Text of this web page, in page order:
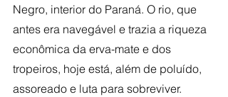
Negro, interior do Paraná. O rio, que
antes era navegável e trazia a riqueza
econômica da erva-mate e dos
tropeiros, hoje está, além de poluído,
assoreado e luta para sobreviver.